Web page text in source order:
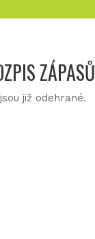
ZÁPASŮ
již odehrané.